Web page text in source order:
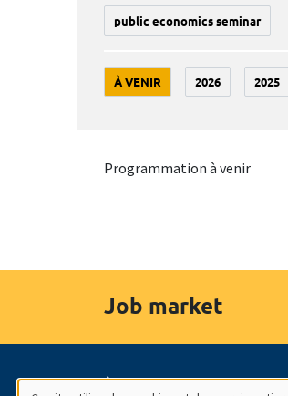
public economics seminar
À VENIR 2026 2025
Programmation à venir
Job market
À propos Nos